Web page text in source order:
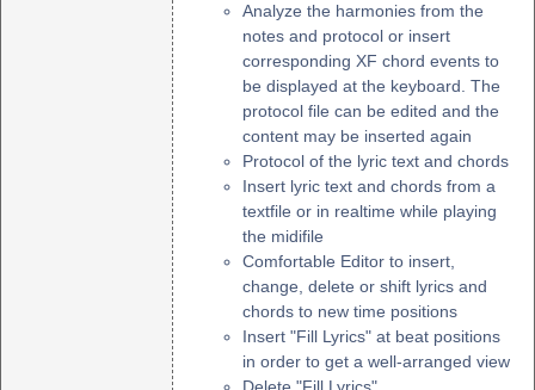
Analyze the harmonies from the
notes and protocol or insert
corresponding XF chord events to
be displayed at the keyboard. The
protocol file can be edited and the
content may be inserted again
Protocol of the lyric text and chords
Insert lyric text and chords from a
textfile or in realtime while playing
the midifile
Comfortable Editor to insert,
change, delete or shift lyrics and
chords to new time positions
Insert "Fill Lyrics" at beat positions
in order to get a well-arranged view